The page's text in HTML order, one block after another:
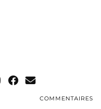
COMMENTAIRES